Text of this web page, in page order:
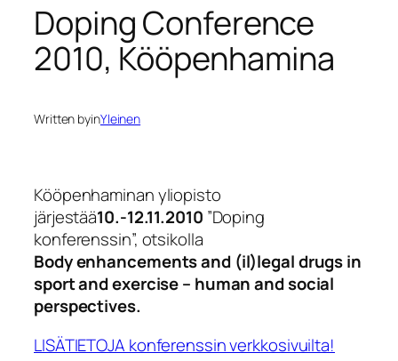
Doping Conference
2010, Kööpenhamina
Written byinYleinen
Kööpenhaminan yliopisto
järjestää10.-12.11.2010 ”Doping
konferenssin”, otsikolla
Body enhancements and (il)legal drugs in
sport and exercise – human and social
perspectives.
LISÄTIETOJA konferenssin verkkosivuilta!